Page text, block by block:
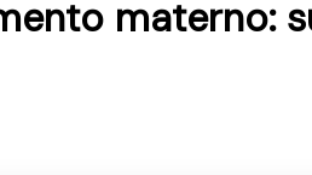
materno: